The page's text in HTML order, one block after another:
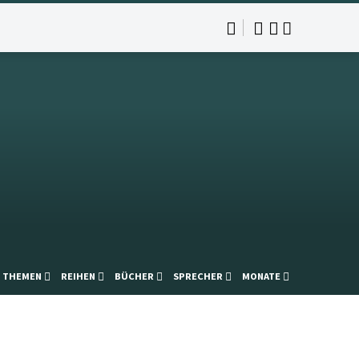
THEMEN REIHEN BÜCHER SPRECHER MONATE